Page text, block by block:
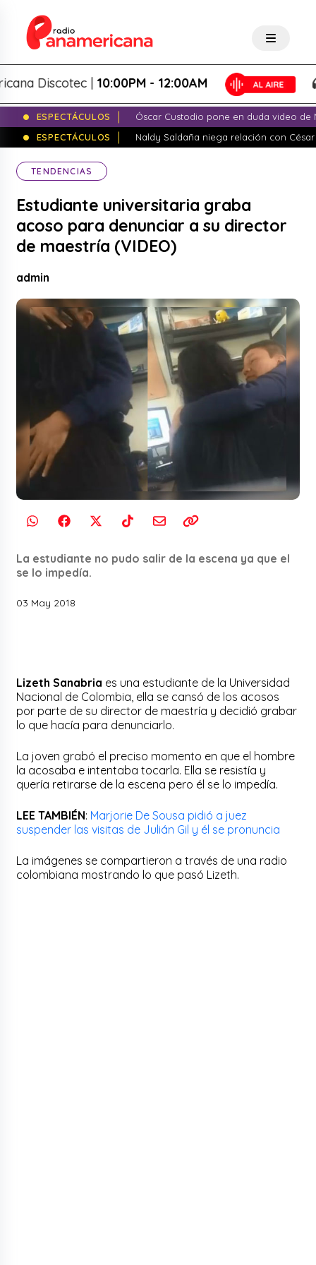
Discotec |10:00PM - 12:00AM
ESPECTÁCULOS
Óscar Custodio pone en duda video de
ESPECTÁCULOS
Naldy Saldaña niega relación con
TENDENCIAS
Estudiante universitaria graba
acoso para denunciar a su director
de maestría (VIDEO)
admin
La estudiante no pudo salir de la escena ya que el
se lo impedía.
03 May 2018
Lizeth Sanabria es una estudiante de la Universidad
Nacional de Colombia, ella se cansó de los acosos
por parte de su director de maestría y decidió grabar
lo que hacía para denunciarlo.
La joven grabó el preciso momento en que el hombre
la acosaba e intentaba tocarla. Ella se resistía y
quería retirarse de la escena pero él se lo impedía.
LEE TAMBIÉN: Marjorie De Sousa pidió a juez
suspender las visitas de Julián Gil y él se pronuncia
La imágenes se compartieron a través de una radio
colombiana mostrando lo que pasó Lizeth.